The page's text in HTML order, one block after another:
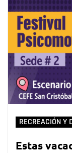
RECREACIÓN Y
Estas